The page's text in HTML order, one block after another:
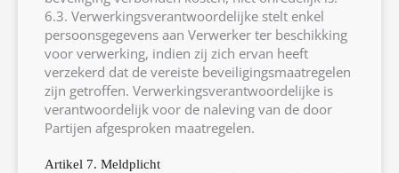
6.3. Verwerkingsverantwoordelijke stelt enkel
persoonsgegevens aan Verwerker ter beschikking
voor verwerking, indien zij zich ervan heeft
verzekerd dat de vereiste beveiligingsmaatregelen
zijn getroffen. Verwerkingsverantwoordelijke is
verantwoordelijk voor de naleving van de door
Partijen afgesproken maatregelen.
Artikel 7. Meldplicht